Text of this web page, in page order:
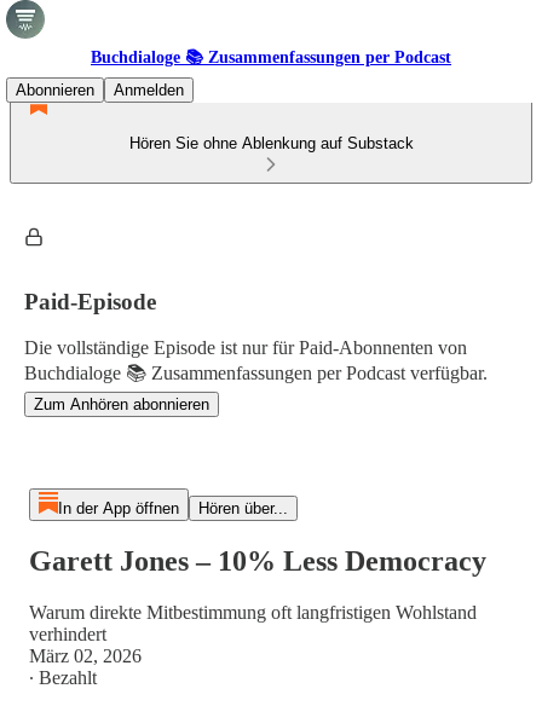
Buchdialoge 📚 Zusammenfassungen per Podcast
Abonnieren
Anmelden
Hören Sie ohne Ablenkung auf Substack
Paid-Episode
Die vollständige Episode ist nur für Paid-Abonnenten von
Buchdialoge 📚 Zusammenfassungen per Podcast verfügbar.
Zum Anhören abonnieren
In der App öffnen Hören über...
Garett Jones – 10% Less Democracy
Warum direkte Mitbestimmung oft langfristigen Wohlstand
verhindert
März 02, 2026
∙ Bezahlt